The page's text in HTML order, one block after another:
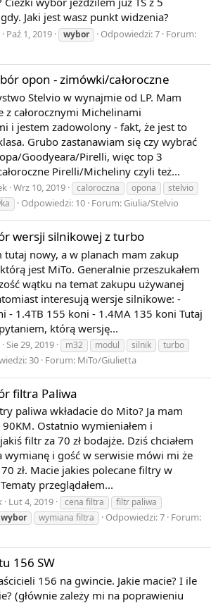
Jaki jest wasz punkt widzenia?
Paź 1, 2019 wybor Odpowiedzi: 7 Forum:
opon - zimówki/całoroczne
Stelvio w wynajmie od LP. Mam
z całorocznymi Michelinami
i jestem zadowolony - fakt, że jest to
Grubo zastanawiam się czy wybrać
Goodyeara/Pirelli, więc top 3
Pirelli/Micheliny czyli też...
Wrz 10, 2019 caloroczna opona
stelvio
Odpowiedzi: 10 Forum: Giulia/Stelvio
wersji silnikowej z turbo
tutaj nowy, a w planach mam zakup
jest MiTo. Generalnie przeszukałem
wątku na temat zakupu używanej
interesują wersje silnikowe: -
- 1.4TB 155 koni - 1.4MA 135 koni Tutaj
którą wersję...
Sie 29, 2019 m32 modul silnik
turbo
30 Forum: MiTo/Giulietta
filtra Paliwa
paliwa wkładacie do Mito? Ja mam
90KM. Ostatnio wymieniałem i
filtr za 70 zł bodajże. Dziś chciałem
wymianę i gość w serwisie mówi mi że
zł. Macie jakies polecane filtry w
przeglądałem...
Lut 4, 2019 cena filtra
filtr paliwa
wybor wymiana filtra Odpowiedzi: 7 Forum:
156 SW
156 na gwincie. Jakie macie? I ile
(głównie zależy mi na poprawieniu